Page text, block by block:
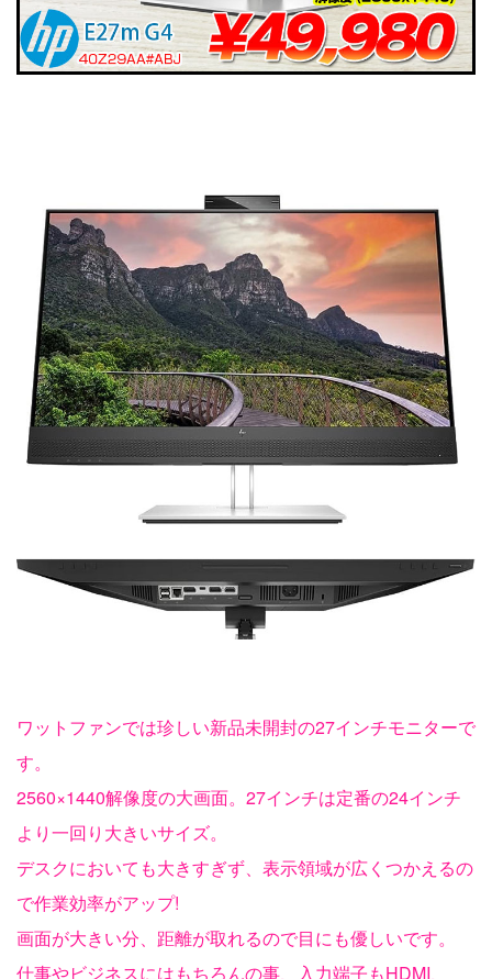
ワットファンでは珍しい新品未開封の27インチモニターで
す。
2560×1440解像度の大画面。27インチは定番の24インチ
より一回り大きいサイズ。
デスクにおいても大きすぎず、表示領域が広くつかえるの
で作業効率がアップ!
画面が大きい分、距離が取れるので目にも優しいです。
仕事やビジネスにはもちろんの事、入力端子もHDMI、